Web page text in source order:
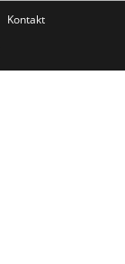
Kontakt